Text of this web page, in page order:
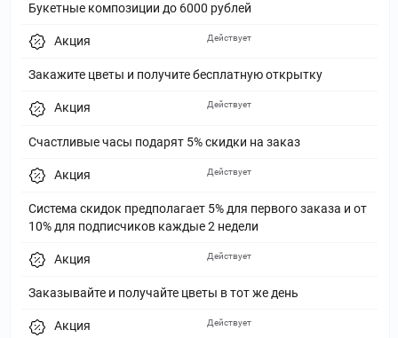
Букетные композиции до 6000 рублей
Акция
Закажите цветы и получите бесплатную открытку
Действует
Акция
Счастливые часы подарят 5% скидки на заказ
Действует
Акция
Система скидок предполагает 5% для первого заказа и от
10% для подписчиков каждые 2 недели
Действует
Акция
Заказывайте и получайте цветы в тот же день
Действует
Акция Действует